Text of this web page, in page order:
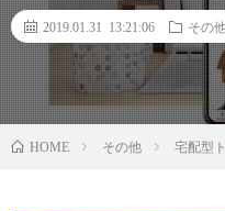
2019.01.31 13:21:06 その他
HOME その他 宅配型